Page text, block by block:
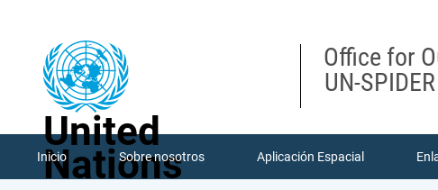
United
Nations
Office for
UN-
Inicio Sobre nosotros Aplicación Espacial